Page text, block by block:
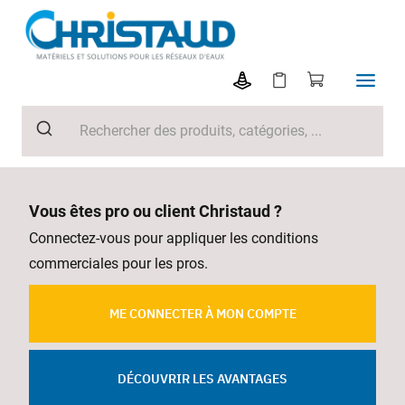
Vous êtes pro ou client Christaud ?
Connectez-vous pour appliquer les conditions
commerciales pour les pros.
ME CONNECTER À MON COMPTE
DÉCOUVRIR LES AVANTAGES